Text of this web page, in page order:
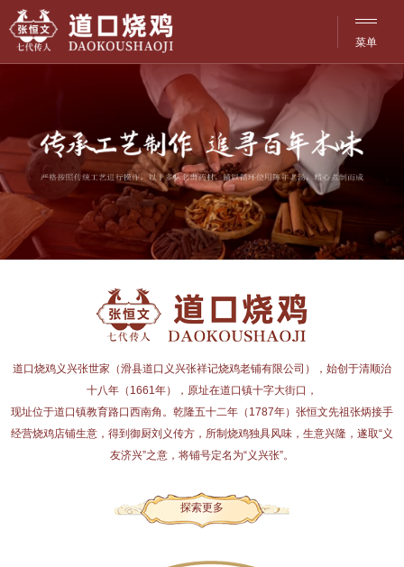
菜单
菜单
网站·首页
品牌·文化
历史·传承
产品·介绍
探访·分店
洽谈·合作
活动·资讯
联系·服务
道口烧鸡义兴张世家（滑县道口义兴张祥记烧鸡老铺有限公司），始创于清顺治
十八年（1661年），原址在道口镇十字大街口，
现址位于道口镇教育路口西南角。乾隆五十二年（1787年）张恒文先祖张炳接手
经营烧鸡店铺生意，得到御厨刘义传方，所制烧鸡独具风味，生意兴隆，遂取“义
友济兴”之意，将铺号定名为“义兴张”。
探索更多